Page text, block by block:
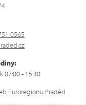
0565
07:00 - 15:30
Euroregionu Praděd